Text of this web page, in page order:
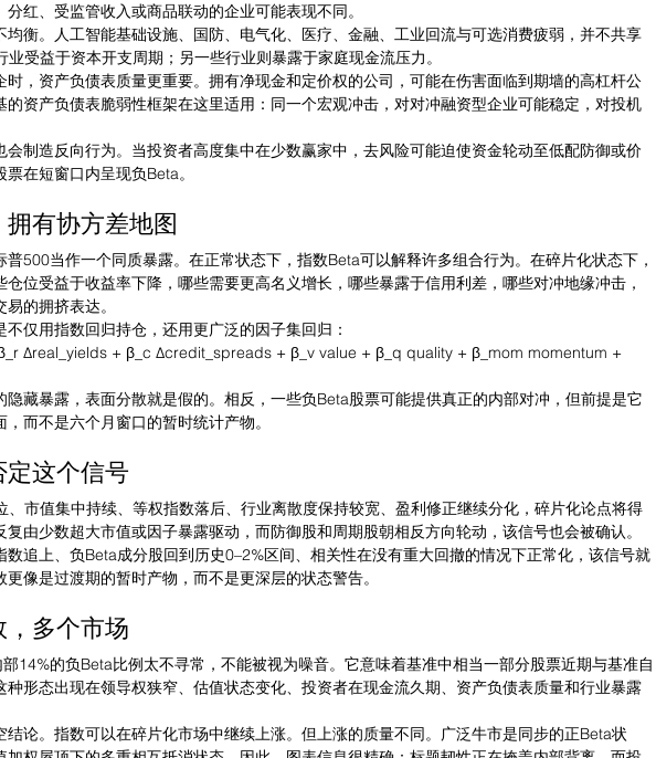
红、受监管收入或商品联动的企业可能表现不同。
均衡。人工智能基础设施、国防、电气化、医疗、金融、工业回流与可选消费疲弱，并不共享
受益于资本开支周期；另一些行业则暴露于家庭现金流压力。
时，资产负债表质量更重要。拥有净现金和定价权的公司，可能在伤害面临到期墙的高杠杆公
的资产负债表脆弱性框架在这里适用：同一个宏观冲击，对对冲融资型企业可能稳定，对投机
会制造反向行为。当投资者高度集中在少数赢家中，去风险可能迫使资金轮动至低配防御或价
在短窗口内呈现负Beta。
有协方差地图
500当作一个同质暴露。在正常状态下，指数Beta可以解释许多组合行为。在碎片化状态下，
位受益于收益率下降，哪些需要更高名义增长，哪些暴露于信用利差，哪些对冲地缘冲击，
的拥挤表达。
仅用指数回归持仓，还用更广泛的因子集回归：
Δreal_yields + β_c Δcredit_spreads + β_v value + β_q quality + β_mom momentum +
隐藏暴露，表面分散就是假的。相反，一些负Beta股票可能提供真正的内部对冲，但前提是它
而不是六个月窗口的暂时统计产物。
这个信号
、市值集中持续、等权指数落后、行业离散度保持较宽、盈利修正继续分化，碎片化论点将得
由少数超大市值或因子暴露驱动，而防御股和周期股朝相反方向轮动，该信号也会被确认。
数追上、负Beta成分股回到历史0–2%区间、相关性在没有重大回撤的情况下正常化，该信号就
像是过渡期的暂时产物，而不是更深层的状态警告。
多个市场
14%的负Beta比例太不寻常，不能被视为噪音。它意味着基准中相当一部分股票近期与基准自
种形态出现在领导权狭窄、估值状态变化、投资者在现金流久期、资产负债表质量和行业暴露
结论。指数可以在碎片化市场中继续上涨。但上涨的质量不同。广泛牛市是同步的正Beta状